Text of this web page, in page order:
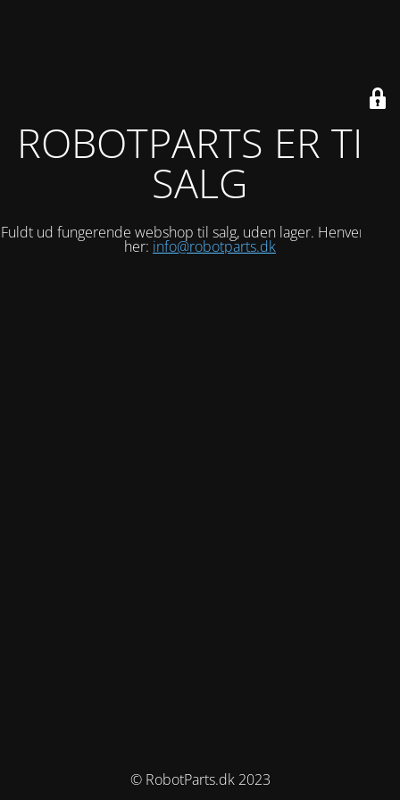
ROBOTPARTS ER TIL
SALG
Fuldt ud fungerende webshop til salg, uden lager. Henvend dig
her: info@robotparts.dk
© RobotParts.dk 2023